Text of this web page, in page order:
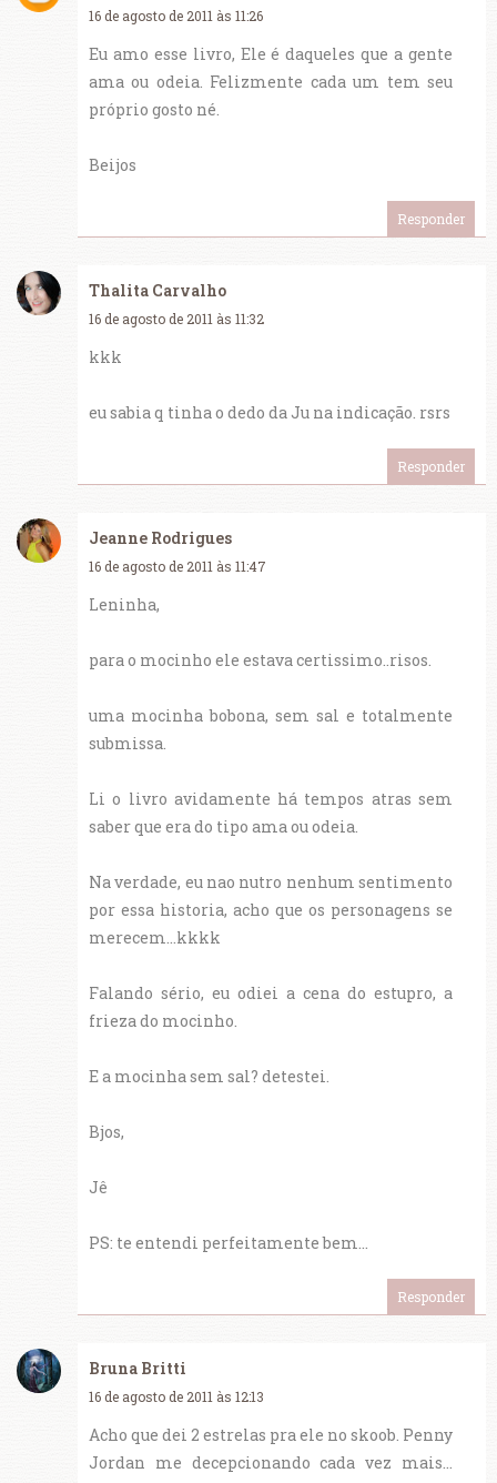
16 de agosto de 2011 às 11:26
Eu amo esse livro, Ele é daqueles que a gente
ama ou odeia. Felizmente cada um tem seu
próprio gosto né.
Beijos
Responder
Thalita Carvalho
16 de agosto de 2011 às 11:32
kkk
eu sabia q tinha o dedo da Ju na indicação. rsrs
Responder
Jeanne Rodrigues
16 de agosto de 2011 às 11:47
Leninha,
para o mocinho ele estava certissimo..risos.
uma mocinha bobona, sem sal e totalmente
submissa.
Li o livro avidamente há tempos atras sem
saber que era do tipo ama ou odeia.
Na verdade, eu nao nutro nenhum sentimento
por essa historia, acho que os personagens se
merecem...kkkk
Falando sério, eu odiei a cena do estupro, a
frieza do mocinho.
E a mocinha sem sal? detestei.
Bjos,
Jê
PS: te entendi perfeitamente bem...
Responder
Bruna Britti
16 de agosto de 2011 às 12:13
Acho que dei 2 estrelas pra ele no skoob. Penny
Jordan me decepcionando cada vez mais...